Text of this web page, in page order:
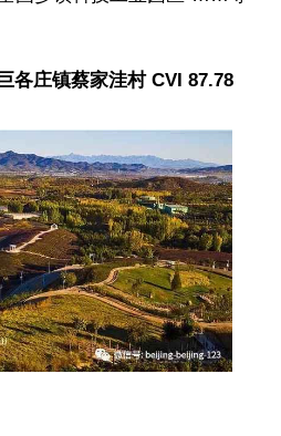
各庄镇蔡家洼村 CVI 87.78